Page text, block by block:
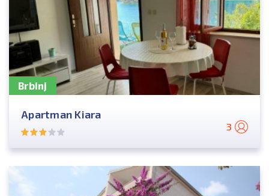
Brbinj
Apartman Kiara
3